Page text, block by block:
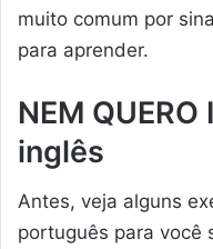
muito comum por
para aprender.
NEM
inglês
Antes, veja alguns
português para você